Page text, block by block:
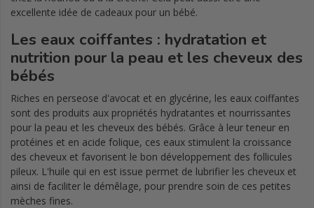
excellente idée de cadeaux pour un bébé.
Les eaux coiffantes : hydratation et
nutrition pour la peau et les cheveux des
bébés
Riches en perseose d'avocat et en glycérine, les eaux coiffantes
sont des produits aux propriétés hydratantes et nourrissantes
pour la peau et les cheveux des bébés. Grâce à leur teneur en
protéines et en acide folique, ces eaux stimulent la croissance
des cheveux et favorisent le bon développement des follicules
pileux. L'huile qui en est issue permet de lubrifier les cheveux et
ainsi de faciliter le démêlage, pour prendre soin de ces petites
mèches fines.